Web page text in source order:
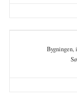
Bygningen,